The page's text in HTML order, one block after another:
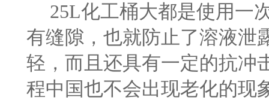
25L化工桶大都是使用一
有缝隙，也就防止了溶液泄
轻，而且还具有一定的抗冲
程中国也不会出现老化的现